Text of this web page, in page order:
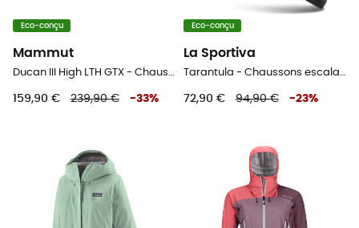
Eco-conçu
Mammut
Ducan III High LTH GTX - Chaussures trekking homme
159,90 € 239,90 € -33%
Eco-conçu
La Sportiva
Tarantula - Chaussons escalade homme
72,90 € 94,90 € -23%